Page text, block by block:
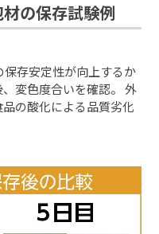
の保存試験例
存安定性が向上するか
変色度合いを確認。 外
の酸化による品質劣化